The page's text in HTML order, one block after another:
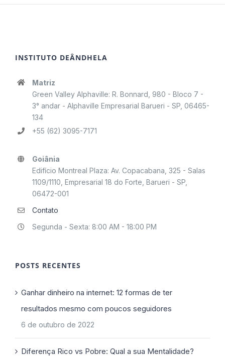
INSTITUTO DEÂNDHELA
Matriz
Green Valley Alphaville: R. Bonnard, 980 - Bloco 7 -
3° andar - Alphaville Empresarial Barueri - SP, 06465-
134
+55 (62) 3095-7171
Goiânia
Edifício Montreal Plaza: Av. Copacabana, 325 - Salas
1109/1110, Empresarial 18 do Forte, Barueri - SP,
06472-001
Contato
Segunda - Sexta: 8:00 AM - 18:00 PM
POSTS RECENTES
Ganhar dinheiro na internet: 12 formas de ter
resultados mesmo com poucos seguidores
6 de outubro de 2022
Diferença Rico vs Pobre: Qual a sua Mentalidade?